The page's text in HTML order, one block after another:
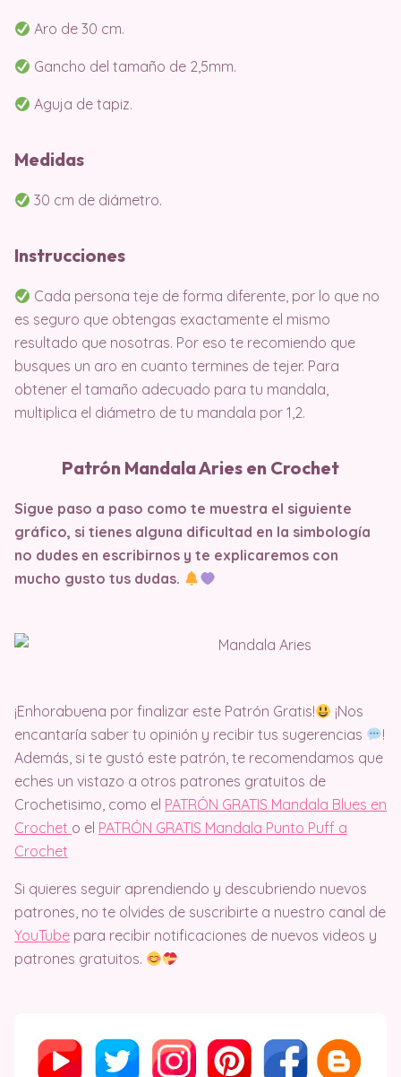
Aro de 30 cm.
Gancho del tamaño de 2,5mm.
Aguja de tapiz.
Medidas
30 cm de diámetro.
Instrucciones
Cada persona teje de forma diferente, por lo que no
es seguro que obtengas exactamente el mismo
resultado que nosotras. Por eso te recomiendo que
busques un aro en cuanto termines de tejer. Para
obtener el tamaño adecuado para tu mandala,
multiplica el diámetro de tu mandala por 1,2.
Patrón Mandala Aries en Crochet
Sigue paso a paso como te muestra el siguiente
gráfico, si tienes alguna dificultad en la simbología
no dudes en escribirnos y te explicaremos con
mucho gusto tus dudas.
¡Enhorabuena por finalizar este Patrón Gratis!
¡Nos
encantaría saber tu opinión y recibir tus sugerencias
!
Además, si te gustó este patrón, te recomendamos que
eches un vistazo a otros patrones gratuitos de
Crochetisimo, como el PATRÓN GRATIS Mandala Blues en
Crochet o el PATRÓN GRATIS Mandala Punto Puff a
Crochet
Si quieres seguir aprendiendo y descubriendo nuevos
patrones, no te olvides de suscribirte a nuestro canal de
YouTube para recibir notificaciones de nuevos videos y
patrones gratuitos.